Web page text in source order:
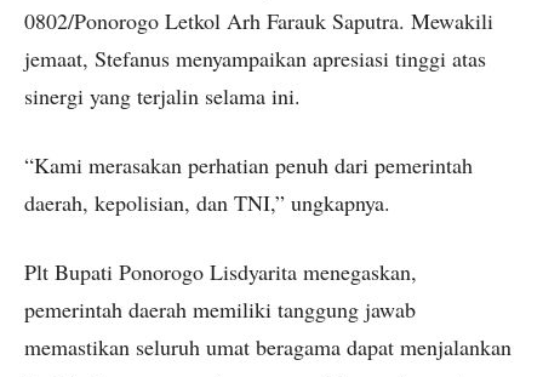
0802/Ponorogo Letkol Arh Farauk Saputra. Mewakili
jemaat, Stefanus menyampaikan apresiasi tinggi atas
sinergi yang terjalin selama ini.
“Kami merasakan perhatian penuh dari pemerintah
daerah, kepolisian, dan TNI,” ungkapnya.
Plt Bupati Ponorogo Lisdyarita menegaskan,
pemerintah daerah memiliki tanggung jawab
memastikan seluruh umat beragama dapat menjalankan